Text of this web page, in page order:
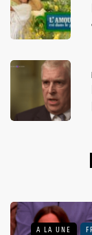
A LA UNE